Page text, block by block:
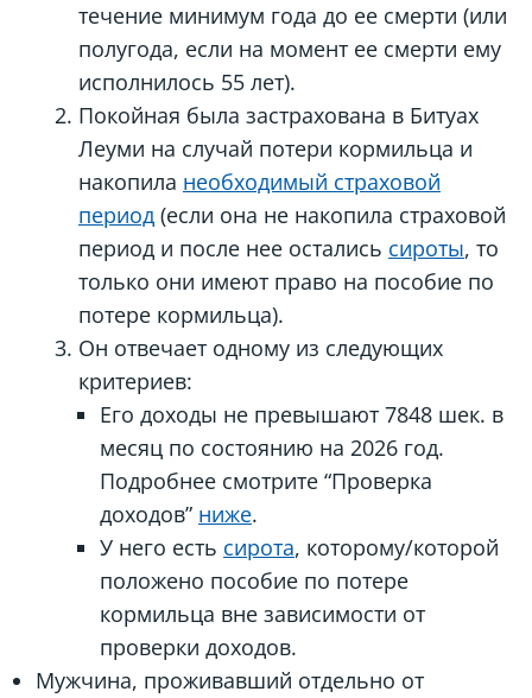
течение минимум года до ее смерти (или
полугода, если на момент ее смерти ему
исполнилось 55 лет).
Покойная была застрахована в Битуах
Леуми на случай потери кормильца и
накопила необходимый страховой
период (если она не накопила страховой
период и после нее остались сироты, то
только они имеют право на пособие по
потере кормильца).
Он отвечает одному из следующих
критериев:
Его доходы не превышают 7848 шек. в
месяц по состоянию на 2026 год.
Подробнее смотрите “Проверка
доходов” ниже.
У него есть сирота, которому/которой
положено пособие по потере
кормильца вне зависимости от
проверки доходов.
Мужчина, проживавший отдельно от